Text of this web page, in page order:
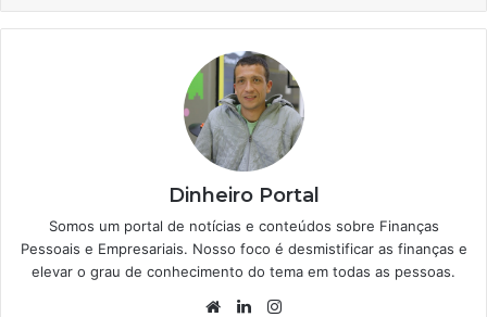
Dinheiro Portal
Somos um portal de notícias e conteúdos sobre Finanças
Pessoais e Empresariais. Nosso foco é desmistificar as finanças e
elevar o grau de conhecimento do tema em todas as pessoas.
WebsiteLinkedin